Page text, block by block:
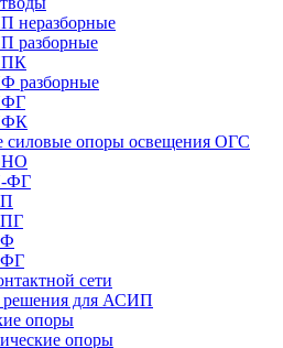
неразборные
разборные
разборные
силовые опоры освещения ОГС
ФГ
сети
для АСИП
опоры
опоры